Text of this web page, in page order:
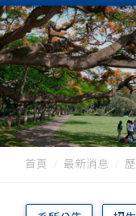
首頁 最新消息